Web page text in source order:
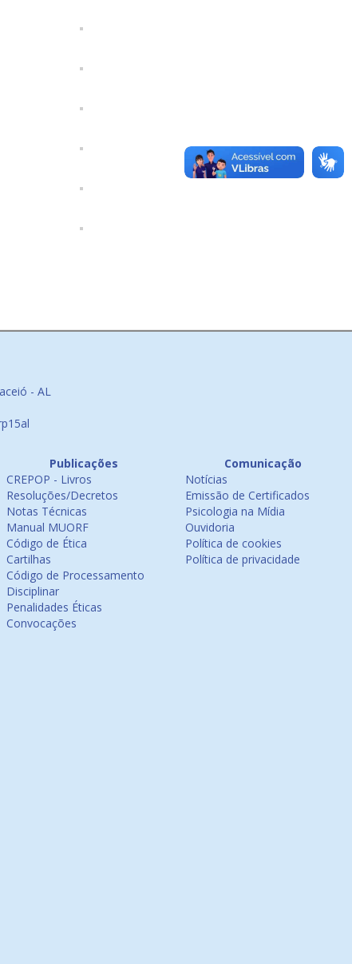
- AL
Publicações
CREPOP - Livros
Resoluções/Decretos
Notas Técnicas
Manual MUORF
Código de Ética
Cartilhas
Código de Processamento
Disciplinar
Penalidades Éticas
Convocações
Comunicação
Notícias
Emissão de Certificados
Psicologia na Mídia
Ouvidoria
Política de cookies
Política de privacidade